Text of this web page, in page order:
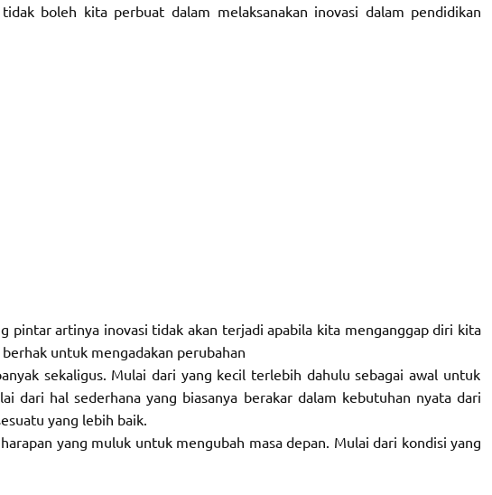
boleh kita perbuat dalam melaksanakan inovasi dalam pendidikan
pintar artinya inovasi tidak akan terjadi apabila kita menganggap diri kita
untuk mengadakan perubahan
sekaligus. Mulai dari yang kecil terlebih dahulu sebagai awal untuk
dari hal sederhana yang biasanya berakar dalam kebutuhan nyata dari
yang lebih baik.
yang muluk untuk mengubah masa depan. Mulai dari kondisi yang